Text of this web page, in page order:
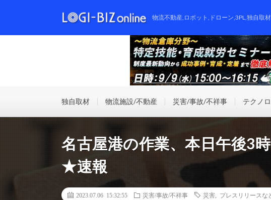
物流不動産,ロボット,ドローン,3PL,独自取
独自取材 物流施設/不動産 災害/事故/不祥事 テクノ
名古屋港の作業、本日午後3
★速報
2023.07.06 15:32:55 災害/事故/不祥事 災害 プレスリリースな